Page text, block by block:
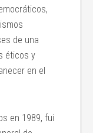
de una
éticos y
en el
en 1989, fui